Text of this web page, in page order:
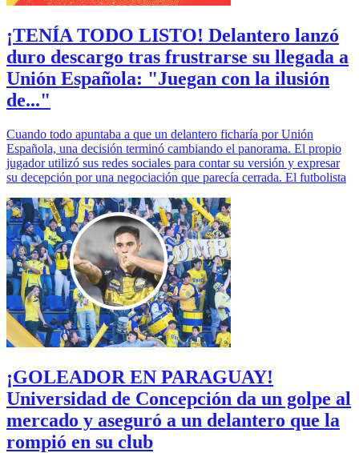
¡TENÍA TODO LISTO! Delantero lanzó
duro descargo tras frustrarse su llegada a
Unión Española: "Juegan con la ilusión
de..."
Cuando todo apuntaba a que un delantero ficharía por Unión
Española, una decisión terminó cambiando el panorama. El propio
jugador utilizó sus redes sociales para contar su versión y expresar
su decepción por una negociación que parecía cerrada. El futbolista
¡GOLEADOR EN PARAGUAY!
Universidad de Concepción da un golpe al
mercado y aseguró a un delantero que la
rompió en su club